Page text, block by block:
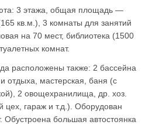
3 этажа, общая площадь —
кв.м.), 3 комнаты для занятий
на 70 мест, библиотека (1500
комнат.
расположены также: 2 бассейна
отдыха, мастерская, баня (с
2 овощехранилища, др. хоз.
цех, гараж и т.д.). Оборудован
Обустроена большая автостоянка